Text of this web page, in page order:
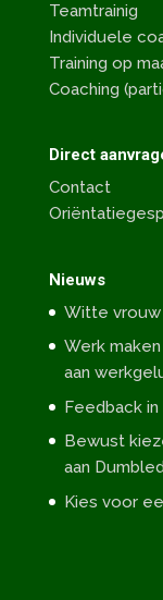
Teamtrainig
Individuele
Training op
Coaching
Direct
Contact
Nieuws
Witte
Werk
aan
Feedback
Bewust
aan
Kies voor